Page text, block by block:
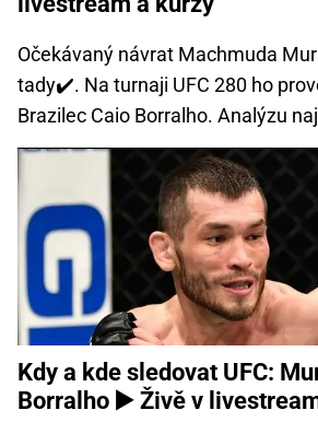
Očekávaný návrat Machmuda
tady✔️. Na turnaji UFC 280 ho
Brazilec Caio Borralho. Analýzu
Kdy a kde sledovat UFC:
Borralho ▶️ Živě v